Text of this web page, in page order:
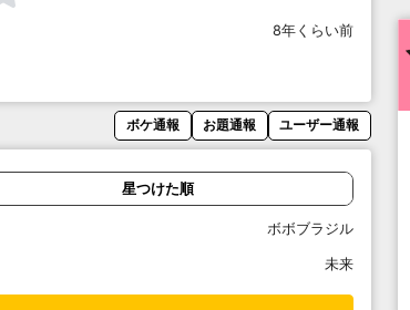
8年くらい前
ボケ通報 お題通報 ユーザー通報
星つけた順
ボボブラジル
未来